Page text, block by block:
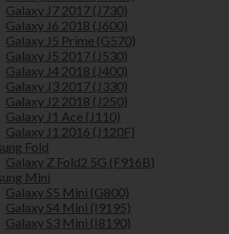
Galaxy J7 2017 (J730)
Galaxy J6 2018 (J600)
Galaxy J5 Prime (G570)
Galaxy J5 2017 (J530)
Galaxy J4 2018 (J400)
Galaxy J3 2017 (J330)
Galaxy J2 2018 (J250)
Galaxy J1 Ace (J110)
Galaxy J1 2016 (J120F)
Fold
Galaxy Z Fold2 5G (F916B)
Mini
Galaxy S5 Mini (G800)
Galaxy S4 Mini (I9195)
Galaxy S3 Mini (I8190)